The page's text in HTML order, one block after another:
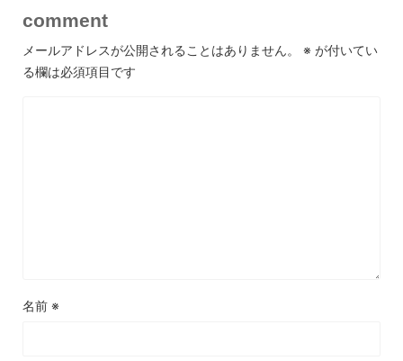
comment
メールアドレスが公開されることはありません。 ※ が付いてい
る欄は必須項目です
名前 ※